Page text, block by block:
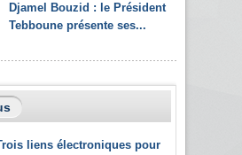
Djamel Bouzid : le Président
Tebboune présente ses...
liens électroniques pour